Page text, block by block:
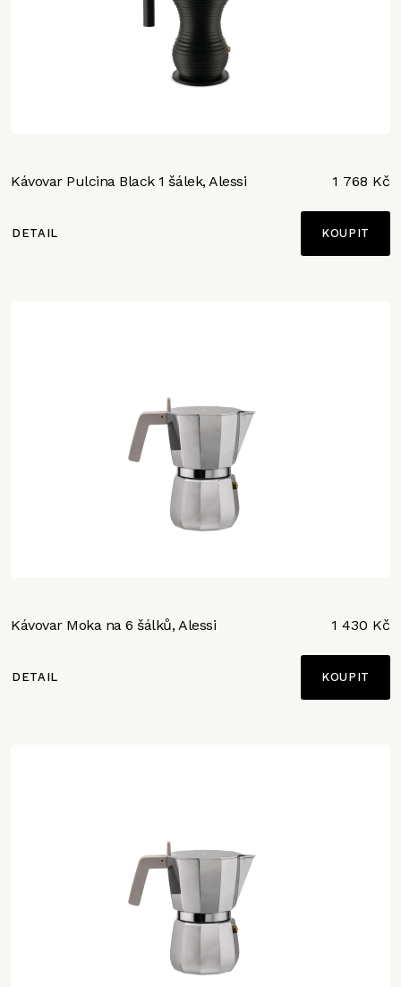
Kávovar Pulcina Black 1 šálek, Alessi 1 768 Kč
DETAIL
Kávovar Moka na 6 šálků, Alessi 1 430 Kč
DETAIL